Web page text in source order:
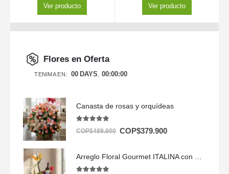
Ver producto Ver producto
Flores en Oferta
TENIMA EN: 00 DAYS 00:00:00
Canasta de rosas y orquídeas
out of 5
COP$489.900 COP$379.900
Arreglo Floral Gourmet ITALINA con Vino y Frutas Exóticas 🍷